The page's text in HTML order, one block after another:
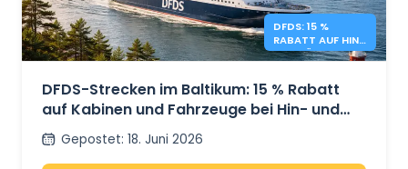
DFDS: 15 %
RABATT AUF HIN-
UND RÜCKREISEN
DFDS-Strecken im Baltikum: 15 % Rabatt
auf Kabinen und Fahrzeuge bei Hin- und
Rückfahrt
Gepostet: 18. Juni 2026